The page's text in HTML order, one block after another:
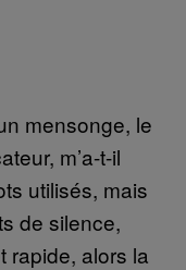
mensonge, le
m’a-t-il
utilisés, mais
de silence,
rapide, alors la